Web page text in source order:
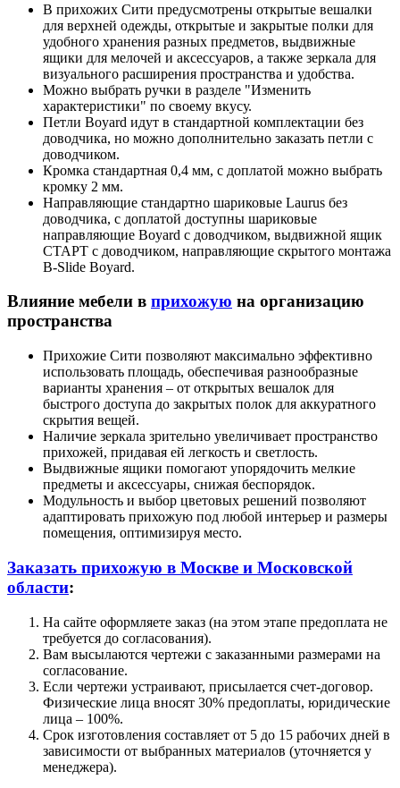
В прихожих Сити предусмотрены открытые вешалки
для верхней одежды, открытые и закрытые полки для
удобного хранения разных предметов, выдвижные
ящики для мелочей и аксессуаров, а также зеркала для
визуального расширения пространства и удобства.
Можно выбрать ручки в разделе "Изменить
характеристики" по своему вкусу.
Петли Boyard идут в стандартной комплектации без
доводчика, но можно дополнительно заказать петли с
доводчиком.
Кромка стандартная 0,4 мм, с доплатой можно выбрать
кромку 2 мм.
Направляющие стандартно шариковые Laurus без
доводчика, с доплатой доступны шариковые
направляющие Boyard с доводчиком, выдвижной ящик
СТАРТ с доводчиком, направляющие скрытого монтажа
B-Slide Boyard.
Влияние мебели в прихожую на организацию
пространства
Прихожие Сити позволяют максимально эффективно
использовать площадь, обеспечивая разнообразные
варианты хранения – от открытых вешалок для
быстрого доступа до закрытых полок для аккуратного
скрытия вещей.
Наличие зеркала зрительно увеличивает пространство
прихожей, придавая ей легкость и светлость.
Выдвижные ящики помогают упорядочить мелкие
предметы и аксессуары, снижая беспорядок.
Модульность и выбор цветовых решений позволяют
адаптировать прихожую под любой интерьер и размеры
помещения, оптимизируя место.
Заказать прихожую в Москве и Московской
области:
На сайте оформляете заказ (на этом этапе предоплата не
требуется до согласования).
Вам высылаются чертежи с заказанными размерами на
согласование.
Если чертежи устраивают, присылается счет-договор.
Физические лица вносят 30% предоплаты, юридические
лица – 100%.
Срок изготовления составляет от 5 до 15 рабочих дней в
зависимости от выбранных материалов (уточняется у
менеджера).